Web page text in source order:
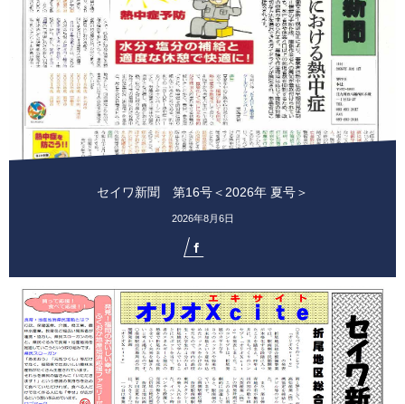
セイワ新聞 第16号＜2026年 夏号＞
2026年8月6日